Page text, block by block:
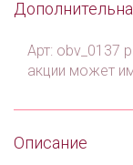
Арт: obv_0137
акции может
Описание